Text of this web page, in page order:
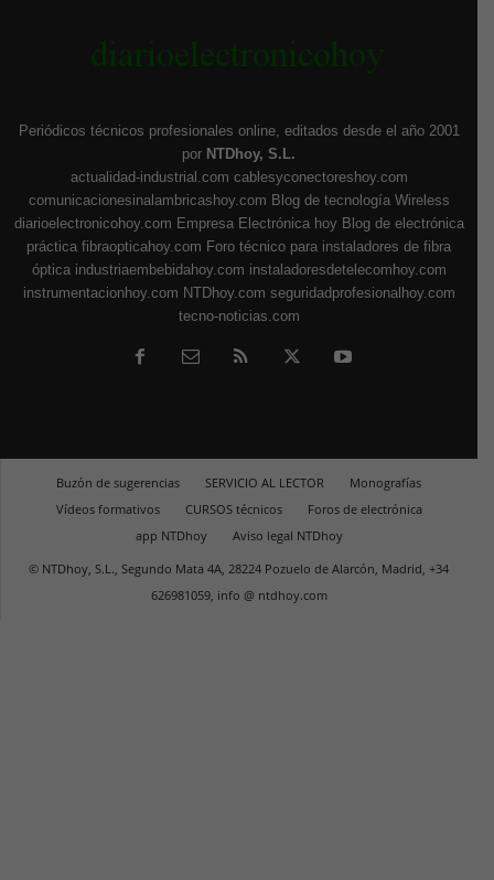
Periódicos técnicos profesionales online, editados desde el año 2001
por NTDhoy, S.L.
actualidad-industrial.com cablesyconectoreshoy.com
comunicacionesinalambricashoy.com Blog de tecnología Wireless
diarioelectronicohoy.com Empresa Electrónica hoy Blog de electrónica
práctica fibraopticahoy.com Foro técnico para instaladores de fibra
óptica industriaembebidahoy.com instaladoresdetelecomhoy.com
instrumentacionhoy.com NTDhoy.com seguridadprofesionalhoy.com
tecno-noticias.com
Buzón de sugerencias SERVICIO AL LECTOR
Monografías
Vídeos formativos
CURSOS técnicos
Foros de electrónica
app NTDhoy
Aviso legal NTDhoy
© NTDhoy, S.L., Segundo Mata 4A, 28224 Pozuelo de Alarcón, Madrid, +34
626981059, info @ ntdhoy.com